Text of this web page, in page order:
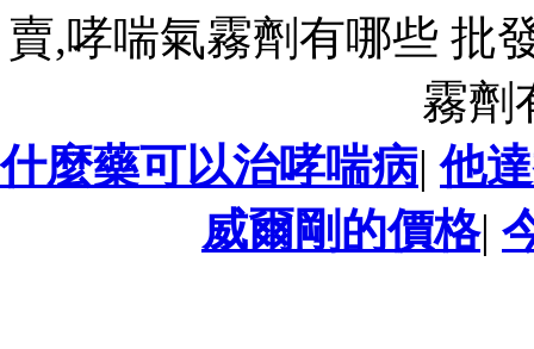
賣,哮喘氣霧劑有哪些 批
霧劑
什麼藥可以治哮喘病|他
威爾剛的價格|